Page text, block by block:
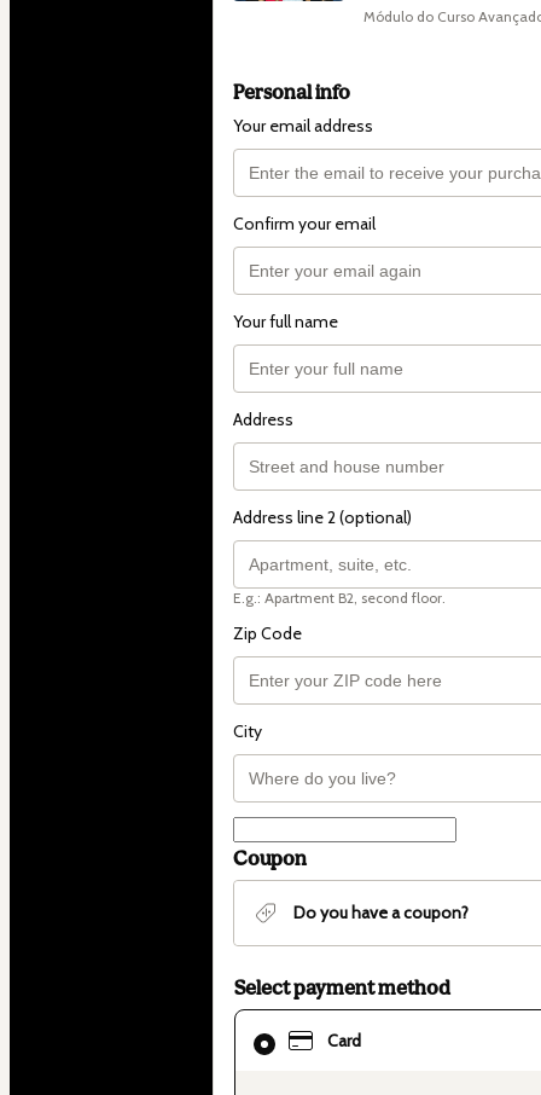
Módulo do Curso
Personal info
Your email address
Confirm your email
Your full name
Address
Address line 2 (optional)
E.g.: Apartment B2, second floor.
Zip Code
City
Coupon
Do you have a coupon?
Select payment method
Card
Card
selected